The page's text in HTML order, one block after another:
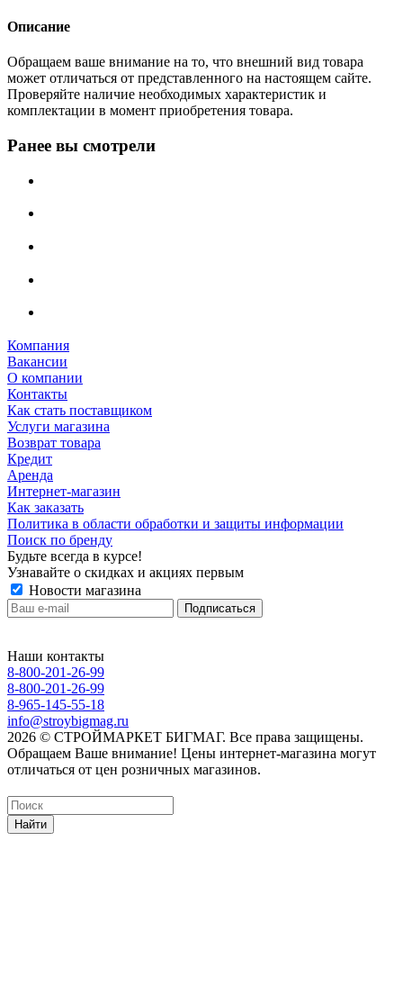
Описание
Обращаем ваше внимание на то, что внешний вид товара
может отличаться от представленного на настоящем сайте.
Проверяйте наличие необходимых характеристик и
комплектации в момент приобретения товара.
Ранее вы смотрели
Компания
Вакансии
О компании
Контакты
Как стать поставщиком
Услуги магазина
Возврат товара
Кредит
Аренда
Интернет-магазин
Как заказать
Политика в области обработки и защиты информации
Поиск по бренду
Будьте всегда в курсе!
Узнавайте о скидках и акциях первым
Новости магазина
Наши контакты
8-800-201-26-99
8-800-201-26-99
8-965-145-55-18
info@stroybigmag.ru
2026 © СТРОЙМАРКЕТ БИГМАГ. Все права защищены.
Обращаем Ваше внимание! Цены интернет-магазина могут
отличаться от цен розничных магазинов.
Найти